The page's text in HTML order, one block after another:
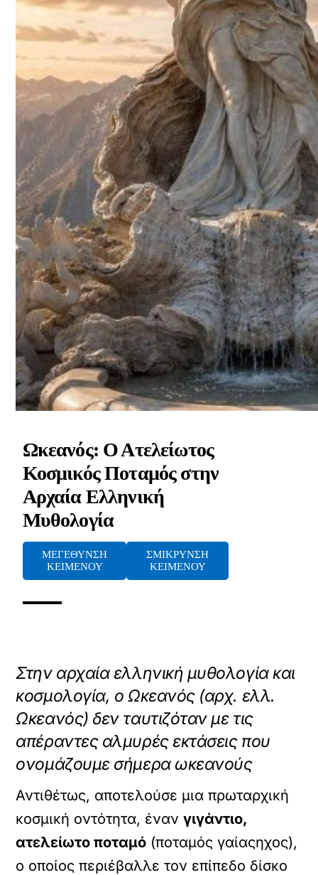
Ωκεανός: Ο Ατελείωτος
Κοσμικός Ποταμός στην
Αρχαία Ελληνική
Μυθολογία
ΜΕΓΕΘΥΝΣΗ
ΚΕΙΜΕΝΟΥ
ΣΜΙΚΡΥΝΣΗ
ΚΕΙΜΕΝΟΥ
Στην αρχαία ελληνική μυθολογία και
κοσμολογία, ο Ωκεανός (αρχ. ελλ.
Ωκεανός) δεν ταυτιζόταν με τις
απέραντες αλμυρές εκτάσεις που
ονομάζουμε σήμερα ωκεανούς
Αντιθέτως, αποτελούσε μια πρωταρχική
κοσμική οντότητα, ένανγιγάντιο,
ατελείωτο ποταμό (ποταμός γαίαςηχος),
ο οποίος περιέβαλλε τον επίπεδο δίσκο